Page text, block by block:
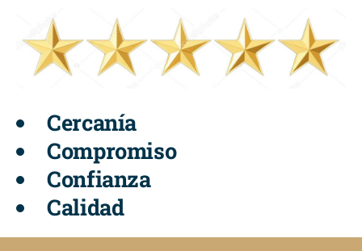
Cercanía
Compromiso
Confianza
Calidad